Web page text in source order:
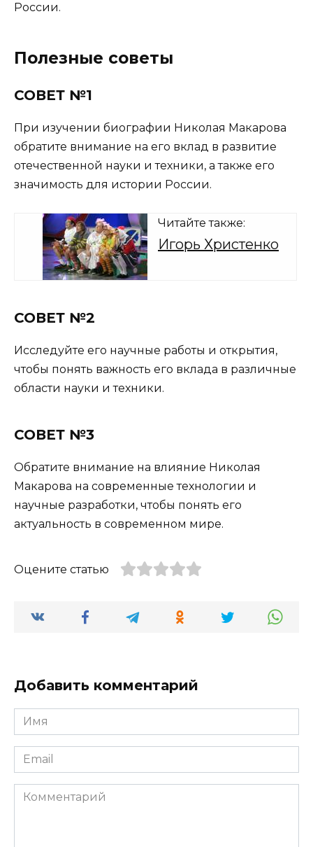
России.
Полезные советы
СОВЕТ №1
При изучении биографии Николая Макарова
обратите внимание на его вклад в развитие
отечественной науки и техники, а также его
значимость для истории России.
Читайте также:
Игорь Христенко
СОВЕТ №2
Исследуйте его научные работы и открытия,
чтобы понять важность его вклада в различные
области науки и техники.
СОВЕТ №3
Обратите внимание на влияние Николая
Макарова на современные технологии и
научные разработки, чтобы понять его
актуальность в современном мире.
Оцените статью
Добавить комментарий
Имя
Email
Комментарий